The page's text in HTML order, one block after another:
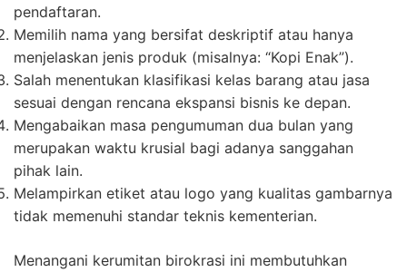
pendaftaran.
Memilih nama yang bersifat deskriptif atau hanya
menjelaskan jenis produk (misalnya: “Kopi Enak”).
Salah menentukan klasifikasi kelas barang atau jasa
sesuai dengan rencana ekspansi bisnis ke depan.
Mengabaikan masa pengumuman dua bulan yang
merupakan waktu krusial bagi adanya sanggahan
pihak lain.
Melampirkan etiket atau logo yang kualitas gambarnya
tidak memenuhi standar teknis kementerian.
Menangani kerumitan birokrasi ini membutuhkan